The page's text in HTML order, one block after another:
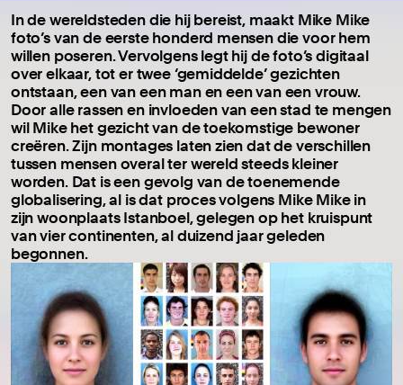
In de wereldsteden die hij bereist, maakt Mike Mike
foto’s van de eerste honderd mensen die voor hem
willen poseren. Vervolgens legt hij de foto’s digitaal
over elkaar, tot er twee ‘gemiddelde’ gezichten
ontstaan, een van een man en een van een vrouw.
Door alle rassen en invloeden van een stad te mengen
wil Mike het gezicht van de toekomstige bewoner
creëren. Zijn montages laten zien dat de verschillen
tussen mensen overal ter wereld steeds kleiner
worden. Dat is een gevolg van de toenemende
globalisering, al is dat proces volgens Mike Mike in
zijn woonplaats Istanboel, gelegen op het kruispunt
van vier continenten, al duizend jaar geleden
begonnen.